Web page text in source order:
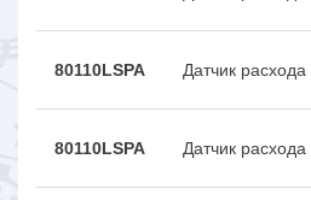
80110LSPA Датчик расхода
80110LSPA Датчик расхода